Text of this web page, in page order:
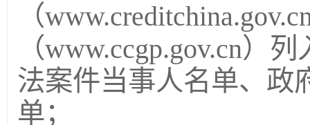
（
（www.ccgp.gov.cn）
法案件当事人名单、政
单；